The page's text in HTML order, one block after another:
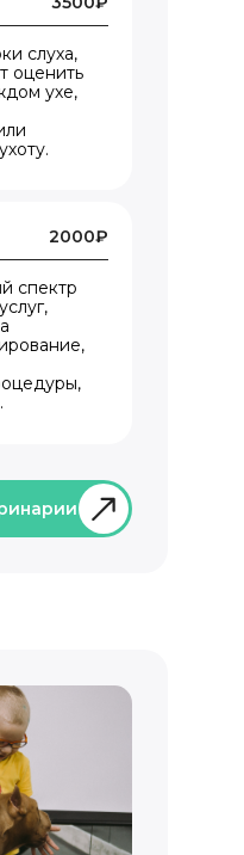
слуха,
оценить
ухе,
2000₽
спектр